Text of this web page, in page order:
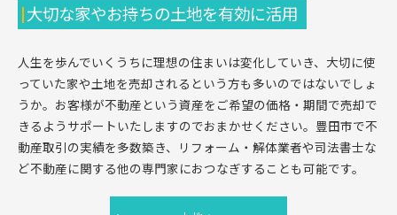
大切な家やお持ちの土地を有効に活用
人生を歩んでいくうちに理想の住まいは変化していき、大切に使
っていた家や土地を売却されるという方も多いのではないでしょ
うか。お客様が不動産という資産をご希望の価格・期間で売却で
きるようサポートいたしますのでおまかせください。豊田市で不
動産取引の実績を多数築き、リフォーム・解体業者や司法書士な
ど不動産に関する他の専門家におつなぎすることも可能です。